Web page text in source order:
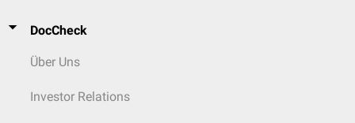
DocCheck
Über Uns
Investor Relations